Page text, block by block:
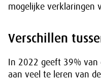
mogelijke verklaringen
Verschillen
In 2022 geeft 39% van
aan veel te leren van